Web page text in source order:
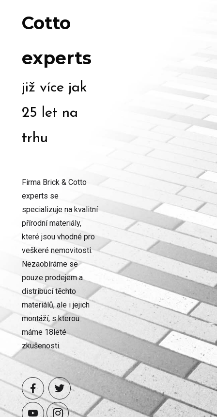
Cotto
experts
již více jak
25 let na
trhu
Firma Brick & Cotto
experts se
specializuje na kvalitní
přírodní materiály,
které jsou vhodné pro
veškeré nemovitosti.
Nezaobíráme se
pouze prodejem a
distribucí těchto
materiálů, ale i jejich
montáží, s kterou
máme 18leté
zkušenosti.